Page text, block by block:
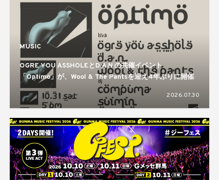
MUSIC
OGRE YOU ASSHOLEとD.A.N.の共催イベント
「Optimo」が、Wool & The Pantsを迎え4年ぶりに開催
2026.07.30